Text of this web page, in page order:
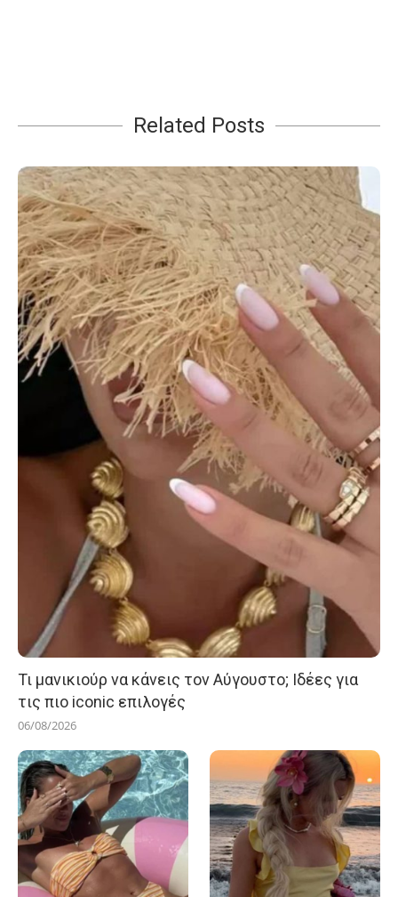
Related Posts
Τι μανικιούρ να κάνεις τον Αύγουστο; Ιδέες για
τις πιο iconic επιλογές
06/08/2026